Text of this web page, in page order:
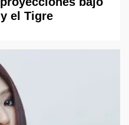
el Tigre